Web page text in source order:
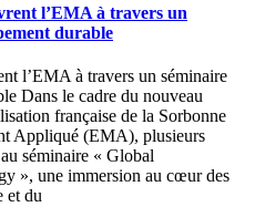
l’EMA à travers un
durable
l’EMA à travers un séminaire
Dans le cadre du nouveau
française de la Sorbonne
Appliqué (EMA), plusieurs
séminaire « Global
», une immersion au cœur des
et du